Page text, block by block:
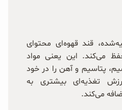
قند قهوه‌ای محتوای
می‌کند. این یعنی مواد
پتاسیم و آهن را در خود
تغذیه‌ای بیشتری به
می‌کند.